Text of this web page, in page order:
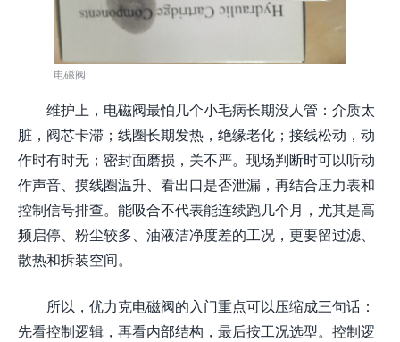
电磁阀
维护上，电磁阀最怕几个小毛病长期没人管：介质太
脏，阀芯卡滞；线圈长期发热，绝缘老化；接线松动，动
作时有时无；密封面磨损，关不严。现场判断时可以听动
作声音、摸线圈温升、看出口是否泄漏，再结合压力表和
控制信号排查。能吸合不代表能连续跑几个月，尤其是高
频启停、粉尘较多、油液洁净度差的工况，更要留过滤、
散热和拆装空间。
所以，优力克电磁阀的入门重点可以压缩成三句话：
先看控制逻辑，再看内部结构，最后按工况选型。控制逻